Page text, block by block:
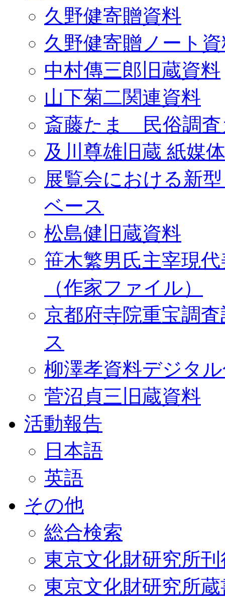
久野健寄贈資料
久野健寄贈ノート
中村傳三郎旧蔵資料
山下菊二関連資料
斎藤たま 民俗調査
及川尊雄旧蔵 紙媒
展覧会における新
ベース
松島健旧蔵資料
笹木繁男氏主宰現
（作家ファイル）
京都府寺院重宝調
ス
柳澤孝資料デジタ
菅沼貞三旧蔵資料
活動報告
日本語
英語
その他
総合検索
東京文化財研究所
東京文化財研究所